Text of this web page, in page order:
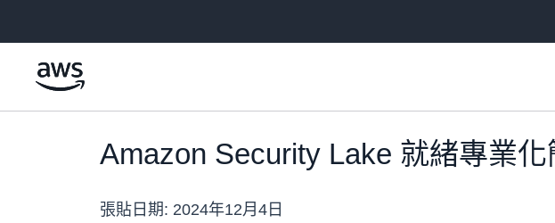
Amazon Security Lake 就緒專業化
張貼日期: 2024年12月4日